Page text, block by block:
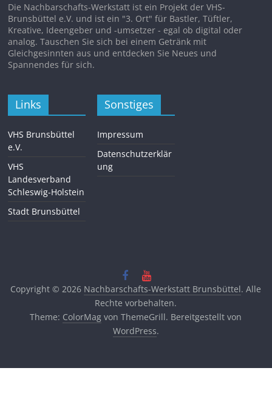
Die Nachbarschafts-Werkstatt ist ein Projekt der VHS-
Brunsbüttel e.V. und ist ein "3. Ort" für Bastler, Tüftler,
Kreative, Ideengeber und -umsetzer - egal ob digital oder
analog. Tauschen Sie sich bei einem Getränk mit
Gleichgesinnten aus und entdecken Sie Neues und
Spannendes für sich.
Links
VHS Brunsbüttel
e.V.
VHS
Landesverband
Schleswig-Holstein
Stadt Brunsbüttel
Sonstiges
Impressum
Datenschutzerklär
ung
Copyright © 2026 Nachbarschafts-Werkstatt Brunsbüttel. Alle
Rechte vorbehalten.
Theme: ColorMag von ThemeGrill. Bereitgestellt von
WordPress.